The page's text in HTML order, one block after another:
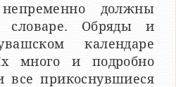
должны
Обряды и
календаре
много и подробно
все прикоснувшиеся